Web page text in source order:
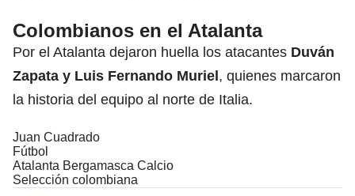
Colombianos en el Atalanta
Por el Atalanta dejaron huella los atacantes Duván
Zapata y Luis Fernando Muriel, quienes marcaron
la historia del equipo al norte de Italia.
Juan Cuadrado
Fútbol
Atalanta Bergamasca Calcio
Selección colombiana